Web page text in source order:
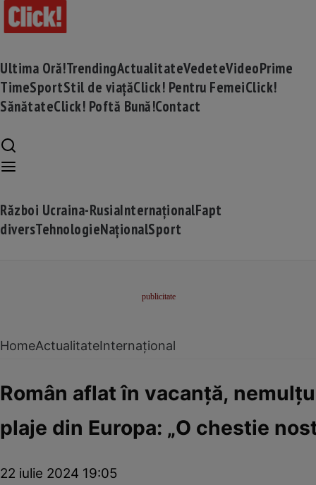
Ultima Oră!TrendingActualitateVedeteVideoPrime
TimeSportStil de viațăClick! Pentru FemeiClick!
SănătateClick! Poftă Bună!Contact
Război Ucraina-RusiaInternaționalFapt
diversTehnologieNaționalSport
HomeActualitateInternațional
Român aflat în vacanță,
plaje din Europa: „O chestie
22 iulie 2024 19:05